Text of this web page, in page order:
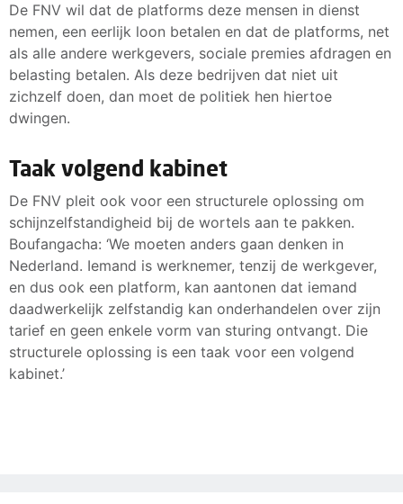
De FNV wil dat de platforms deze mensen in dienst
nemen, een eerlijk loon betalen en dat de platforms, net
als alle andere werkgevers, sociale premies afdragen en
belasting betalen. Als deze bedrijven dat niet uit
zichzelf doen, dan moet de politiek hen hiertoe
dwingen.
Taak volgend kabinet
De FNV pleit ook voor een structurele oplossing om
schijnzelfstandigheid bij de wortels aan te pakken.
Boufangacha: ‘We moeten anders gaan denken in
Nederland. Iemand is werknemer, tenzij de werkgever,
en dus ook een platform, kan aantonen dat iemand
daadwerkelijk zelfstandig kan onderhandelen over zijn
tarief en geen enkele vorm van sturing ontvangt. Die
structurele oplossing is een taak voor een volgend
kabinet.’